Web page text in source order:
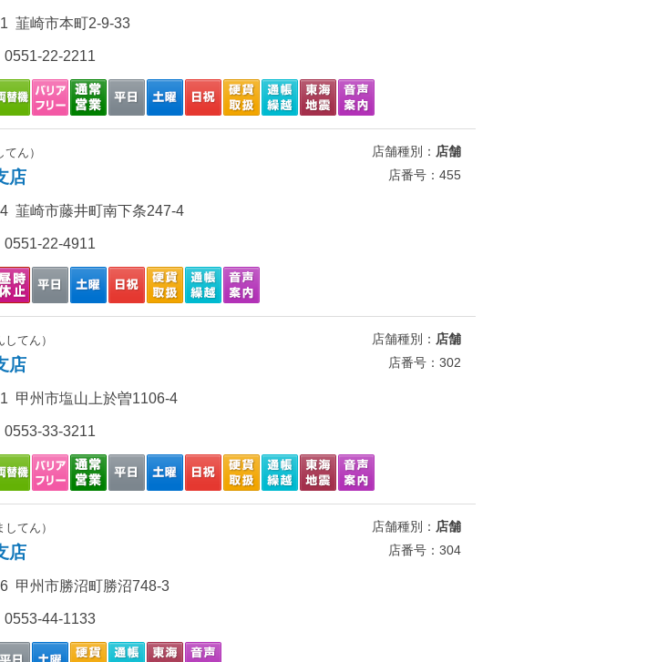
韮崎市本町2-9-33
0551-22-2211
てん）
店
店舗種別： 店舗
店番号：455
韮崎市藤井町南下条247-4
0551-22-4911
してん）
店
店舗種別： 店舗
店番号：302
甲州市塩山上於曽1106-4
0553-33-3211
してん）
店
店舗種別： 店舗
店番号：304
甲州市勝沼町勝沼748-3
0553-44-1133